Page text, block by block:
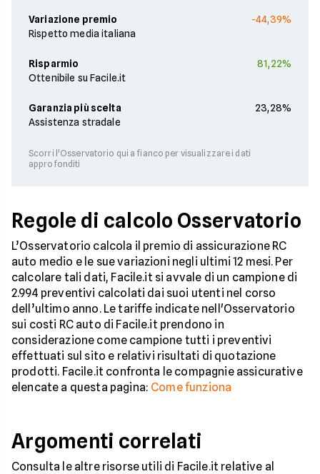
Variazione premio
Rispetto media italiana
-44,39%
Risparmio
Ottenibile su Facile.it
81,22%
Garanzia più scelta
Assistenza stradale
23,28%
Scorri l'Osservatorio qui a fianco per visualizzare i dati
approfonditi
Regole di calcolo Osservatorio
L’Osservatorio calcola il premio di assicurazione RC
auto medio e le sue variazioni negli ultimi 12 mesi. Per
calcolare tali dati, Facile.it si avvale di un campione di
2.994 preventivi calcolati dai suoi utenti nel corso
dell’ultimo anno. Le tariffe indicate nell'Osservatorio
sui costi RC auto di Facile.it prendono in
considerazione come campione tutti i preventivi
effettuati sul sito e relativi risultati di quotazione
prodotti. Facile.it confronta le compagnie assicurative
elencate a questa pagina: Come funziona
Argomenti correlati
Consulta le altre risorse utili di Facile.it relative al